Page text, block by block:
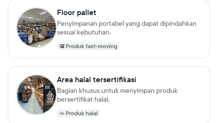
Floor pallet
Penyimpanan portabel yang dapat dipindahkan
sesuai kebutuhan.
Produk fast-moving
Area halal tersertifikasi
Bagian khusus untuk menyimpan produk
bersertifikat halal.
Produk halal